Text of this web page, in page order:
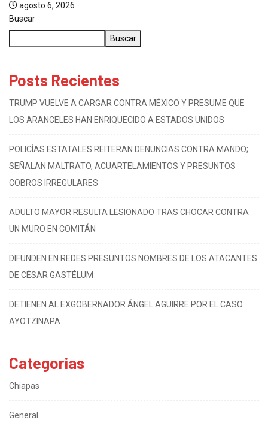
agosto 6, 2026
Buscar
Buscar
Posts Recientes
TRUMP VUELVE A CARGAR CONTRA MÉXICO Y PRESUME QUE
LOS ARANCELES HAN ENRIQUECIDO A ESTADOS UNIDOS
POLICÍAS ESTATALES REITERAN DENUNCIAS CONTRA MANDO;
SEÑALAN MALTRATO, ACUARTELAMIENTOS Y PRESUNTOS
COBROS IRREGULARES
ADULTO MAYOR RESULTA LESIONADO TRAS CHOCAR CONTRA
UN MURO EN COMITÁN
DIFUNDEN EN REDES PRESUNTOS NOMBRES DE LOS ATACANTES
DE CÉSAR GASTÉLUM
DETIENEN AL EXGOBERNADOR ÁNGEL AGUIRRE POR EL CASO
AYOTZINAPA
Categorias
Chiapas
General